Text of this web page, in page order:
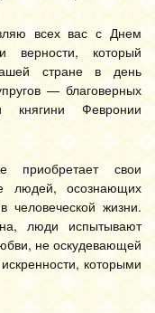
всех вас с Днем
который
стране в день
— благоверных
Февронии
приобретает свои
людей, осознающих
человеческой жизни.
люди испытывают
не оскудевающей
которыми